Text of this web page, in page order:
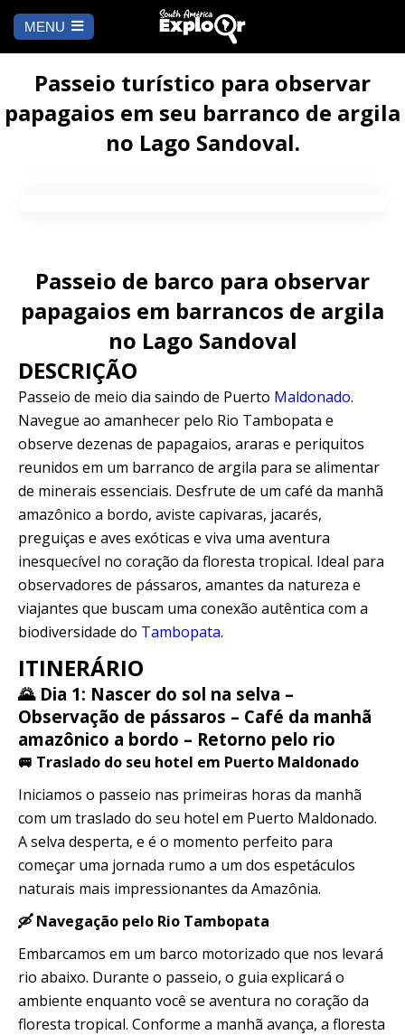
MENU
COMEÇAR
PARA ONDE IR
Puno
Iquitos
Quillabamba
Salkantay
Tambopata
BLOG
CONTATE-NOS
Passeio turístico para observar
papagaios em seu barranco de argila
no Lago Sandoval.
Passeio de barco para observar
papagaios em barrancos de argila
no Lago Sandoval
DESCRIÇÃO
Passeio de meio dia saindo de Puerto Maldonado.
Navegue ao amanhecer pelo Rio Tambopata e
observe dezenas de papagaios, araras e periquitos
reunidos em um barranco de argila para se alimentar
de minerais essenciais. Desfrute de um café da manhã
amazônico a bordo, aviste capivaras, jacarés,
preguiças e aves exóticas e viva uma aventura
inesquecível no coração da floresta tropical. Ideal para
observadores de pássaros, amantes da natureza e
viajantes que buscam uma conexão autêntica com a
biodiversidade do Tambopata.
ITINERÁRIO
🌄 Dia 1: Nascer do sol na selva –
Observação de pássaros – Café da manhã
amazônico a bordo – Retorno pelo rio
🚐 Traslado do seu hotel em Puerto Maldonado
Iniciamos o passeio nas primeiras horas da manhã
com um traslado do seu hotel em Puerto Maldonado.
A selva desperta, e é o momento perfeito para
começar uma jornada rumo a um dos espetáculos
naturais mais impressionantes da Amazônia.
🛶 Navegação pelo Rio Tambopata
Embarcamos em um barco motorizado que nos levará
rio abaixo. Durante o passeio, o guia explicará o
ambiente enquanto você se aventura no coração da
floresta tropical. Conforme a manhã avança, a floresta